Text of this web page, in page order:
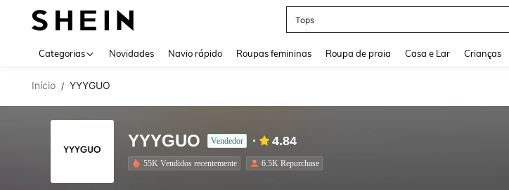
Tops
Categorias Novidades Navio rápido Roupas femininas Roupa de praia Casa e Lar Crianças
Início / YYYGUO
YYYGUO Vendedor 4.84
55K Vendidos recentemente 6.5K Repurchase